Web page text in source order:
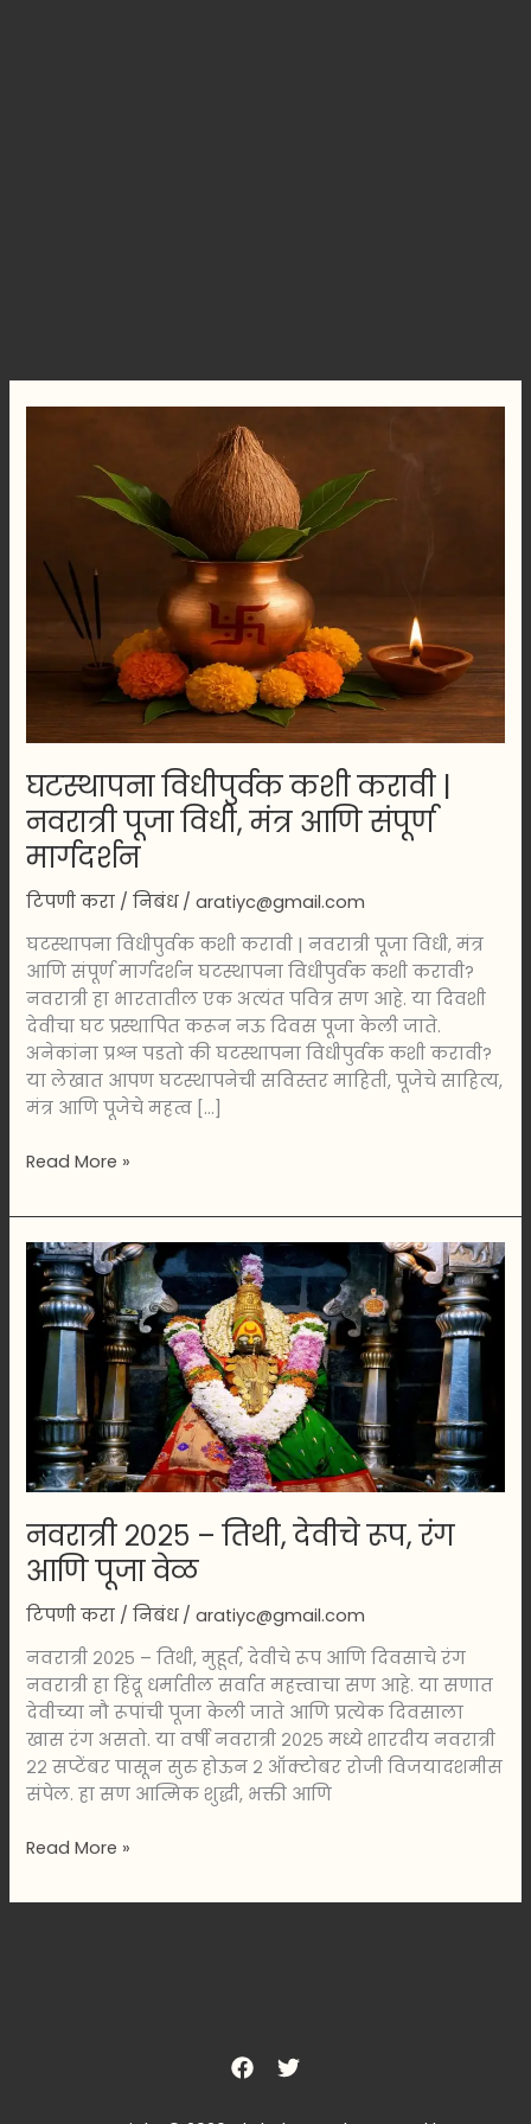
घटस्थापना विधीपुर्वक कशी करावी |
नवरात्री पूजा विधी, मंत्र आणि संपूर्ण
मार्गदर्शन
टिपणी करा /निबंध/aratiyc@gmail.com
घटस्थापना विधीपुर्वक कशी करावी | नवरात्री पूजा विधी, मंत्र
आणि संपूर्ण मार्गदर्शन घटस्थापना विधीपुर्वक कशी करावी?
नवरात्री हा भारतातील एक अत्यंत पवित्र सण आहे. या दिवशी
देवीचा घट प्रस्थापित करून नऊ दिवस पूजा केली जाते.
अनेकांना प्रश्न पडतो की घटस्थापना विधीपुर्वक कशी करावी?
या लेखात आपण घटस्थापनेची सविस्तर माहिती, पूजेचे साहित्य,
मंत्र आणि पूजेचे महत्व […]
पूजा
विधी,
मार्गदर्शन
Read More »
नवरात्री २०२५ – तिथी, देवीचे रूप, रंग
आणि पूजा वेळ
टिपणी करा /निबंध/aratiyc@gmail.com
नवरात्री २०२५ – तिथी, मुहूर्त, देवीचे रूप आणि दिवसाचे रंग
नवरात्री हा हिंदू धर्मातील सर्वात महत्त्वाचा सण आहे. या सणात
देवीच्या नौ रूपांची पूजा केली जाते आणि प्रत्येक दिवसाला
खास रंग असतो. या वर्षी नवरात्री २०२५ मध्ये शारदीय नवरात्री
२२ सप्टेंबर पासून सुरु होऊन २ ऑक्टोबर रोजी विजयादशमीस
संपेल. हा सण आत्मिक शुद्धी, भक्ती आणि
नवरात्री
२०२५
तिथी,
देवीचे
रूप,
रंग
आणि
पूजा
वेळ
Read More »